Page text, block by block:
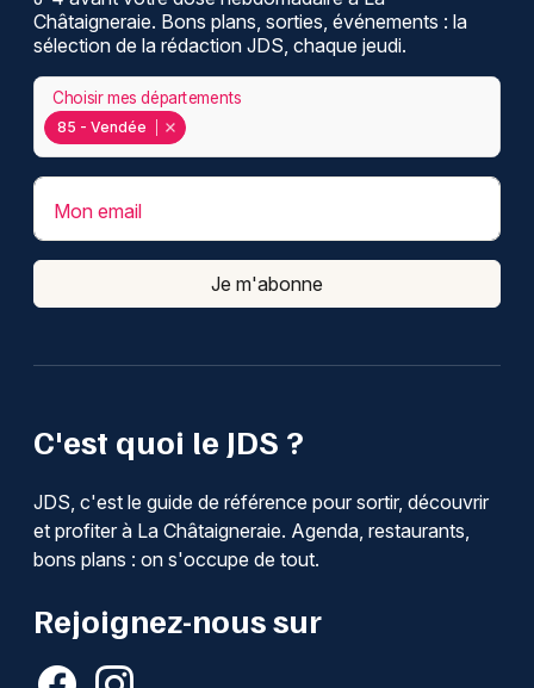
C'est quoi le JDS ?
JDS, c'est le guide de référence pour sortir, découvrir
et profiter à La Châtaigneraie. Agenda, restaurants,
bons plans : on s'occupe de tout.
Rejoignez-nous sur
Châtaigneraie. Bons plans, sorties, événements : la
sélection de la rédaction JDS, chaque jeudi.
85 - Vendée
Choisir mes départements
Mon email
Je m'abonne